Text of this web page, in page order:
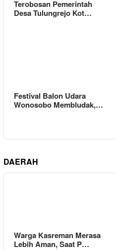
Terobosan Pemerintah
Desa Tulungrejo Kot…
Festival Balon Udara
Wonosobo Membludak,…
DAERAH
Warga Kasreman Merasa
Lebih Aman, Saat P…